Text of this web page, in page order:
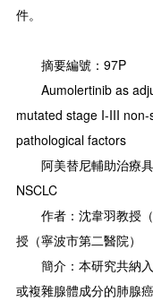
件。
摘要編號：97P
Aumolertinib as
mutated stage I-III
pathological factors
阿美替尼輔助治療
NSCLC
作者：沈韋羽教授
授（寧波市第二醫院）
簡介：本研究共納
或複雜腺體成分的肺腺